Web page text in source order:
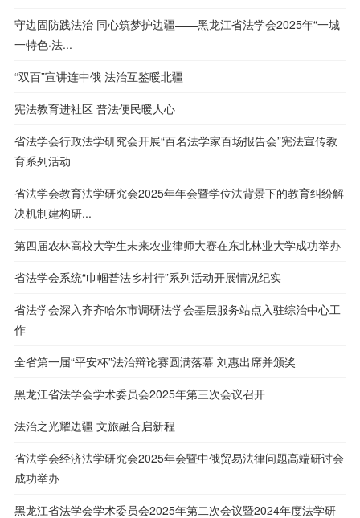
守边固防践法治 同心筑梦护边疆——黑龙江省法学会2025年“一城
一特色·法...
“双百”宣讲连中俄 法治互鉴暖北疆
宪法教育进社区 普法便民暖人心
省法学会行政法学研究会开展“百名法学家百场报告会”宪法宣传教
育系列活动
省法学会教育法学研究会2025年年会暨学位法背景下的教育纠纷解
决机制建构研...
第四届农林高校大学生未来农业律师大赛在东北林业大学成功举办
省法学会系统“巾帼普法乡村行”系列活动开展情况纪实
省法学会深入齐齐哈尔市调研法学会基层服务站点入驻综治中心工
作
全省第一届“平安杯”法治辩论赛圆满落幕 刘惠出席并颁奖
黑龙江省法学会学术委员会2025年第三次会议召开
法治之光耀边疆 文旅融合启新程
省法学会经济法学研究会2025年会暨中俄贸易法律问题高端研讨会
成功举办
黑龙江省法学会学术委员会2025年第二次会议暨2024年度法学研